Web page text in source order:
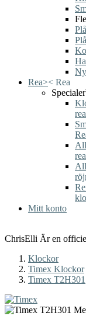
Rea>< Rea
rea
Mitt konto
ChrisElli Är en
Klockor
Timex Klockor
Timex T2H301